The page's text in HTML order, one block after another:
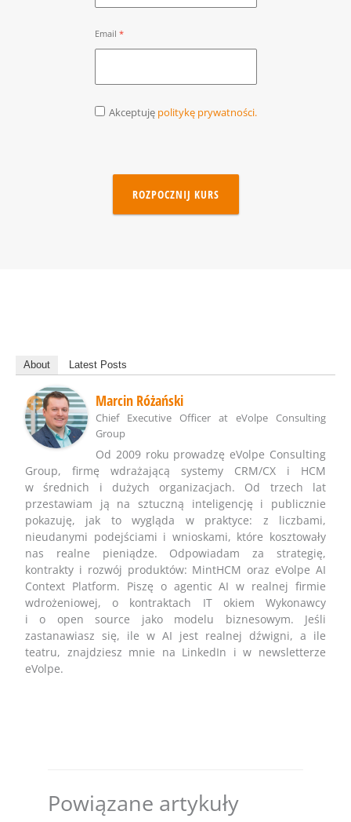
Email
Akceptuję politykę prywatności.
ROZPOCZNIJ KURS
About Latest Posts
Marcin Różański
Chief Executive Officer at eVolpe Consulting
Group
Od 2009 roku prowadzę eVolpe Consulting
Group, firmę wdrażającą systemy CRM/CX i HCM
w średnich i dużych organizacjach. Od trzech lat
przestawiam ją na sztuczną inteligencję i publicznie
pokazuję, jak to wygląda w praktyce: z liczbami,
nieudanymi podejściami i wnioskami, które kosztowały
nas realne pieniądze. Odpowiadam za strategię,
kontrakty i rozwój produktów: MintHCM oraz eVolpe AI
Context Platform. Piszę o agentic AI w realnej firmie
wdrożeniowej, o kontraktach IT okiem Wykonawcy
i o open source jako modelu biznesowym. Jeśli
zastanawiasz się, ile w AI jest realnej dźwigni, a ile
teatru, znajdziesz mnie na LinkedIn i w newsletterze
eVolpe.
Powiązane artykuły